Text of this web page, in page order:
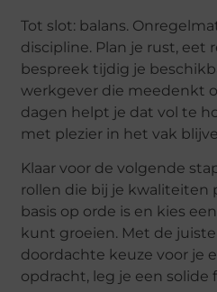
Tot slot: balans.
discipline. Plan je rust, eet
bespreek tijdig je
werkgever die meedenkt
dagen helpt je dat vol te
met plezier in het vak
Klaar voor de volgende
rollen die bij je kwaliteiten
basis op orde is en kies
kunt groeien. Met de
doordachte keuze voor je
opdracht, leg je een